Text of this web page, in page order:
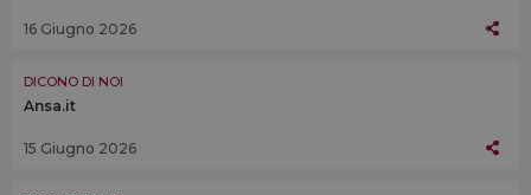
16 Giugno 2026
DICONO DI NOI
Ansa.it
15 Giugno 2026